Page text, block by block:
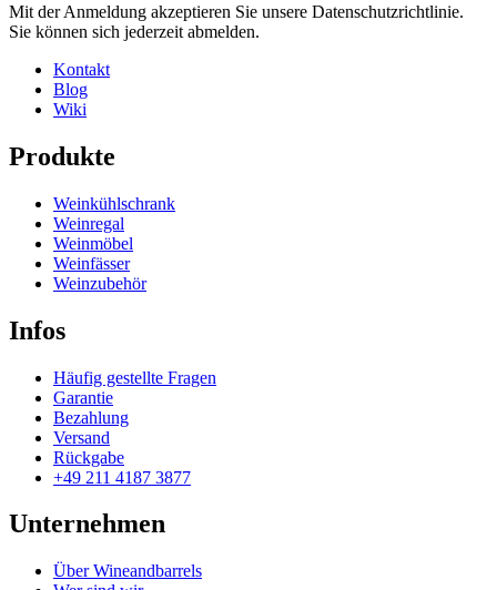
Mit der Anmeldung akzeptieren Sie unsere Datenschutzrichtlinie.
Sie können sich jederzeit abmelden.
Kontakt
Blog
Wiki
Produkte
Weinkühlschrank
Weinregal
Weinmöbel
Weinfässer
Weinzubehör
Infos
Häufig gestellte Fragen
Garantie
Bezahlung
Versand
Rückgabe
+49 211 4187 3877
Unternehmen
Über Wineandbarrels